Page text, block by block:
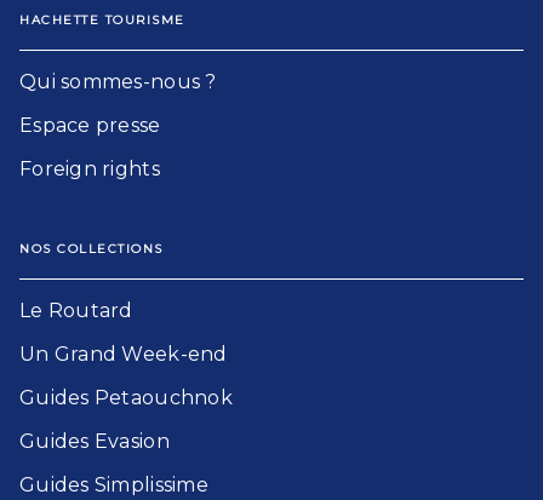
HACHETTE TOURISME
Qui sommes-nous ?
Espace presse
Foreign rights
NOS COLLECTIONS
Le Routard​
Un Grand Week-end​
Guides Petaouchnok​
Guides Evasion​
Guides Simplissime​